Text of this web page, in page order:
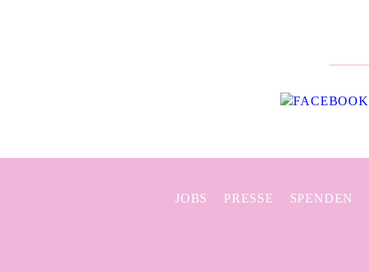
JOBS PRESSE SPENDEN